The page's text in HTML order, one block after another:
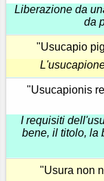
Liberazione da
da
"Usucapio
"Usucapionis
I requisiti
bene, il titolo, la
"Usura non